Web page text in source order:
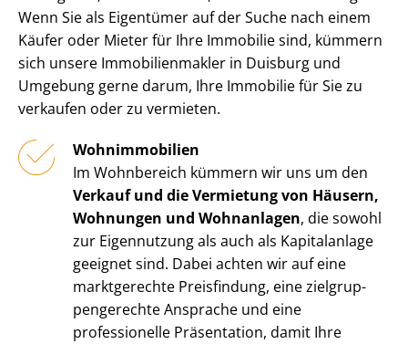
Wenn Sie als Eigentümer auf der Suche nach einem
Käufer oder Mieter für Ihre Immobilie sind, kümmern
sich unsere Im­mo­bi­li­en­mak­ler in Duisburg und
Umgebung gerne darum, Ihre Immobilie für Sie zu
verkaufen oder zu vermieten.
Wohnimmobilien
Im Wohnbereich kümmern wir uns um den
Verkauf und die Vermietung von Häusern,
Wohnungen und Wohnanlagen, die sowohl
zur Eigennutzung als auch als Kapitalanlage
geeignet sind. Dabei achten wir auf eine
marktgerechte Preisfindung, eine ziel­grup­
pen­ge­rech­te Ansprache und eine
professionelle Präsentation, damit Ihre